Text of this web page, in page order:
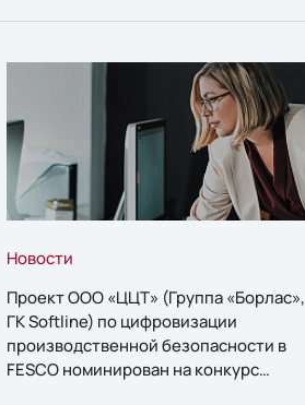
Новости
Проект ООО «ЦЦТ» (Группа «Борлас»,
ГК Softline) по цифровизации
производственной безопасности в
FESCO номинирован на конкурс